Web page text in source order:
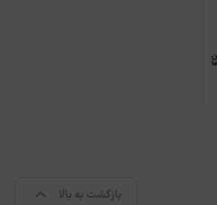
بازگشت به بالا